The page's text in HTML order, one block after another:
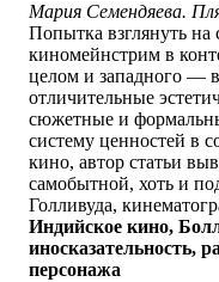
Мария Семендяева.
Попытка взглянуть
киномейнстрим в
целом и западного —
отличительные
сюжетные и
систему ценностей в
кино, автор статьи
самобытной, хоть и
Голливуда,
Индийское кино,
иносказательность,
персонажа